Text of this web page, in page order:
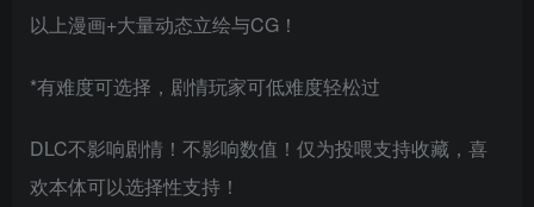
以上漫画+大量动态立绘与CG！
*有难度可选择，剧情玩家可低难度轻松过
DLC不影响剧情！不影响数值！仅为投喂支持收藏，喜
欢本体可以选择性支持！